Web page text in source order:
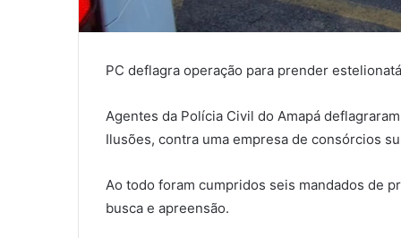
PC deflagra operação para prender
Agentes da Polícia Civil do Amapá
Ilusões, contra uma empresa de consórcios
Ao todo foram cumpridos seis mandados de
busca e apreensão.